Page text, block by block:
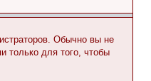
Обычно вы не
только для того, чтобы